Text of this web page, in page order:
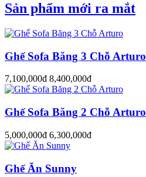
Sản phẩm mới ra mắt
Ghế Sofa Băng 3 Chỗ Arturo
7,100,000đ 8,400,000đ
Ghế Sofa Băng 2 Chỗ Arturo
5,000,000đ 6,300,000đ
Ghế Ăn Sunny